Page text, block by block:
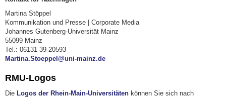
Martina Stöppel
Kommunikation und Presse | Corporate Media
Johannes Gutenberg-Universität Mainz
55099 Mainz
Tel.: 06131 39-20593
Martina.Stoeppel@uni-mainz.de
RMU-Logos
Die Logos der Rhein-Main-Universitäten können Sie sich nach